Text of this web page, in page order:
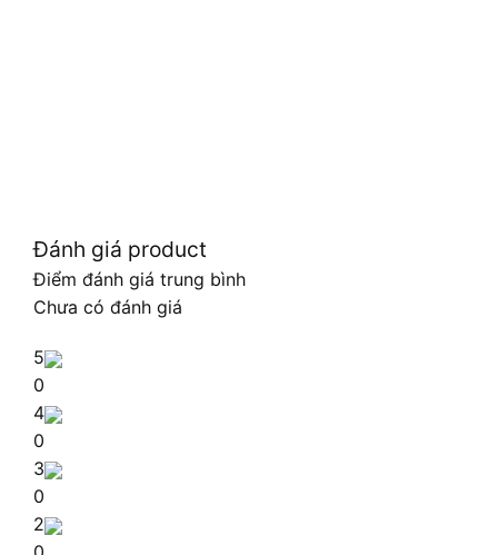
Đánh giá product
Điểm đánh giá trung bình
Chưa có đánh giá
5
0
4
0
3
0
2